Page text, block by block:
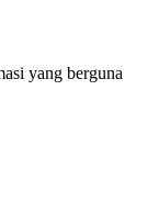
yang berguna